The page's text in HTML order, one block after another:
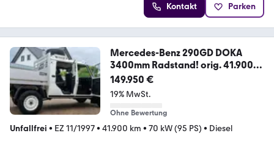
Kontakt Parken
Mercedes-Benz 290GD DOKA
3400mm Radstand! orig. 41.900
km"!!
149.950 €
19% MwSt.
Ohne Bewertung
Unfallfrei • EZ 11/1997• 41.900 km • 70 kW (95 PS) • Diesel